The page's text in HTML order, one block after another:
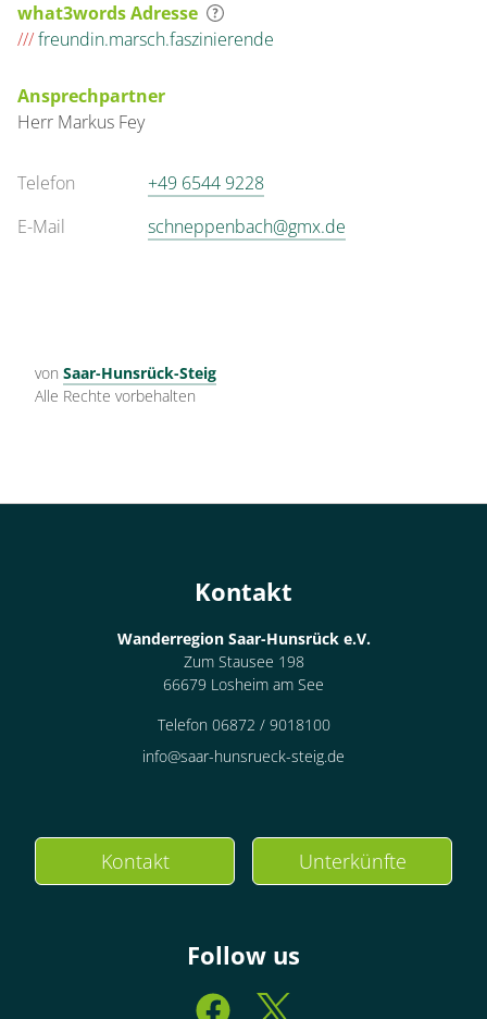
what3words Adresse
///freundin.marsch.faszinierende
Ansprechpartner
Herr Markus Fey
Telefon
+49 6544 9228
E-Mail
schneppenbach@gmx.de
von Saar-Hunsrück-Steig
Alle Rechte vorbehalten
Kontakt
Wanderregion Saar-Hunsrück e.V.
Zum Stausee 198
66679 Losheim am See
Telefon 06872 / 9018100
info@saar-hunsrueck-steig.de
Kontakt Unterkünfte
Follow us